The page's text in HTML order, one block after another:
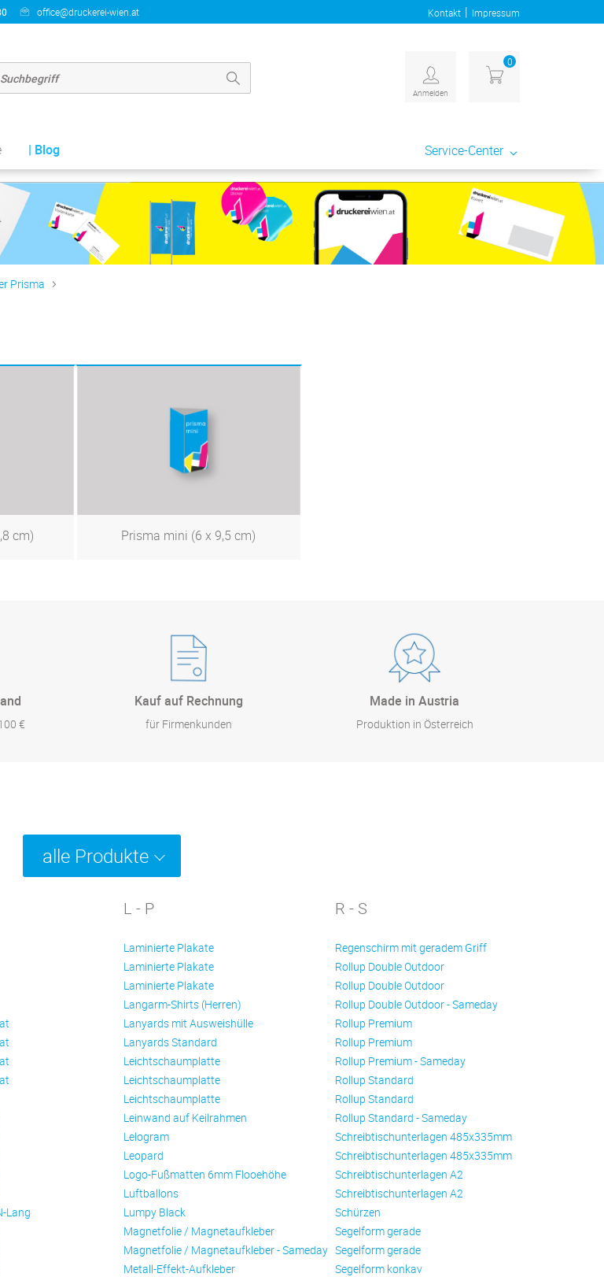
office@druckerei-wien.at Kontakt | Impressum
Anmelden
0
| Blog Service-Center
Prisma
cm) Prisma mini (6 x 9,5 cm)
€
Kauf auf Rechnung
für Firmenkunden
Made in Austria
Produktion in Österreich
alle Produkte
Lang
L - P
Laminierte Plakate
Laminierte Plakate
Laminierte Plakate
Langarm-Shirts (Herren)
Lanyards mit Ausweishülle
Lanyards Standard
Leichtschaumplatte
Leichtschaumplatte
Leichtschaumplatte
Leinwand auf Keilrahmen
Lelogram
Leopard
Logo-Fußmatten 6mm Flooehöhe
Luftballons
Lumpy Black
Magnetfolie / Magnetaufkleber
Magnetfolie / Magnetaufkleber - Sameday
Metall-Effekt-Aufkleber
R - S
Regenschirm mit geradem Griff
Rollup Double Outdoor
Rollup Double Outdoor
Rollup Double Outdoor - Sameday
Rollup Premium
Rollup Premium
Rollup Premium - Sameday
Rollup Standard
Rollup Standard
Rollup Standard - Sameday
Schreibtischunterlagen 485x335mm
Schreibtischunterlagen 485x335mm
Schreibtischunterlagen A2
Schreibtischunterlagen A2
Schürzen
Se­gel­form ge­ra­de
Se­gel­form ge­ra­de
Se­gel­form konkav